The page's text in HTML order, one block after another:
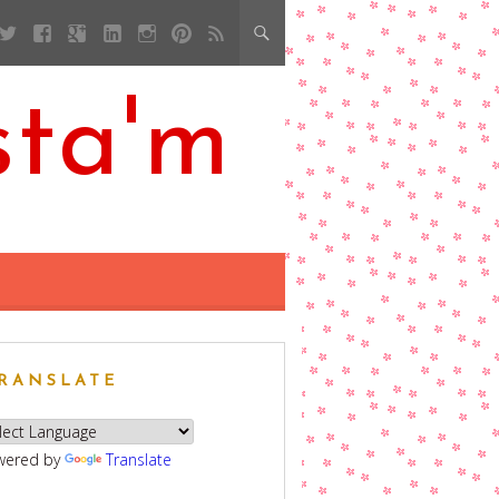
by Translate